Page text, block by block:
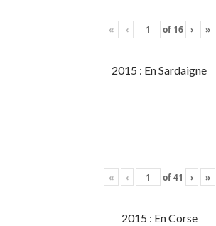
« ‹ of 16 › »
2015 : En Sardaigne
« ‹ of41 › »
2015 : En Corse